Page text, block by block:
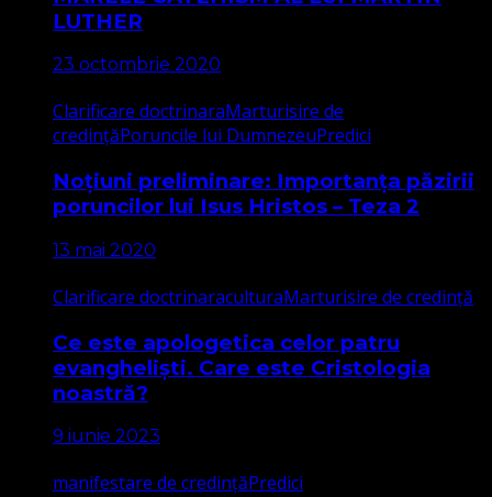
LUTHER
23 octombrie 2020
Clarificare doctrinaraMarturisire de
credințăPoruncile lui DumnezeuPredici
Noțiuni preliminare: Importanța păzirii
poruncilor lui Isus Hristos – Teza 2
13 mai 2020
Clarificare doctrinaraculturaMarturisire de credință
Ce este apologetica celor patru
evangheliști. Care este Cristologia
noastră?
9 iunie 2023
manifestare de credințăPredici